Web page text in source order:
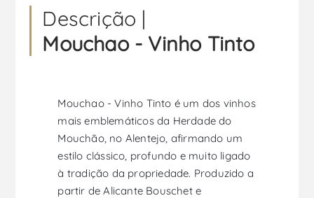
Descrição |
Mouchao - Vinho Tinto
Mouchao - Vinho Tinto é um dos vinhos
mais emblemáticos da Herdade do
Mouchão, no Alentejo, afirmando um
estilo clássico, profundo e muito ligado
à tradição da propriedade. Produzido a
partir de Alicante Bouschet e